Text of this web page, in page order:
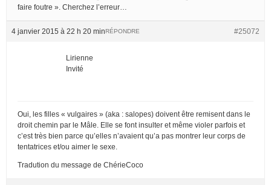
faire foutre ». Cherchez l’erreur…
4 janvier 2015 à 22 h 20 min #25072
RÉPONDRE
Lirienne
Invité
Oui, les filles « vulgaires » (aka : salopes) doivent être remisent dans le
droit chemin par le Mâle. Elle se font insulter et même violer parfois et
c’est très bien parce qu’elles n’avaient qu’a pas montrer leur corps de
tentatrices et/ou aimer le sexe.
Tradution du message de ChérieCoco